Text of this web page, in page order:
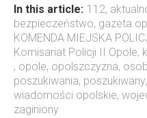
In this article: 112,
bezpieczeństwo, gazeta
KOMENDA MIEJSKA
Komisariat Policji II Opole,
, opole, opolszczyzna,
poszukiwania, poszukiwany,
wiadomości opolskie,
zaginiony